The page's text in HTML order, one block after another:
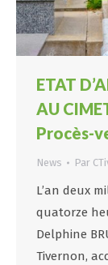
ETAT
AU
Procès-
News Par
L’an deux
quatorze
Delphine
Tivernon,